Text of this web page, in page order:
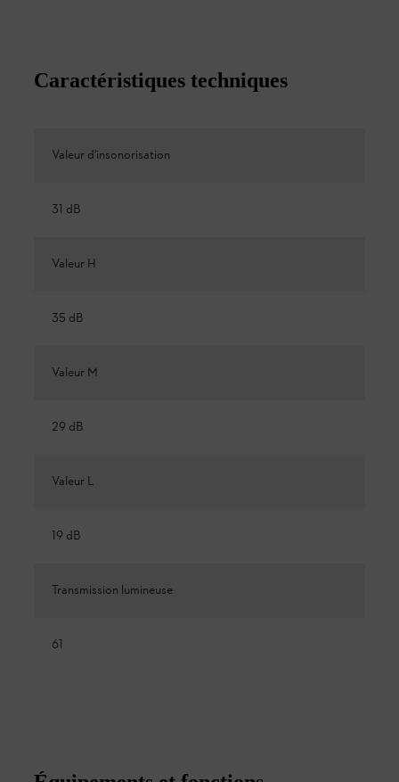
Caractéristiques techniques
Valeur d'insonorisation
31 dB
Valeur H
35 dB
Valeur M
29 dB
Valeur L
19 dB
Transmission lumineuse
61